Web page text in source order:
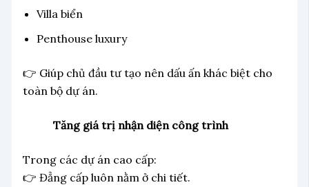
Villa biển
Penthouse luxury
👉 Giúp chủ đầu tư tạo nên dấu ấn khác biệt cho
toàn bộ dự án.
Tăng giá trị nhận diện công trình
Trong các dự án cao cấp:
👉 Đẳng cấp luôn nằm ở chi tiết.